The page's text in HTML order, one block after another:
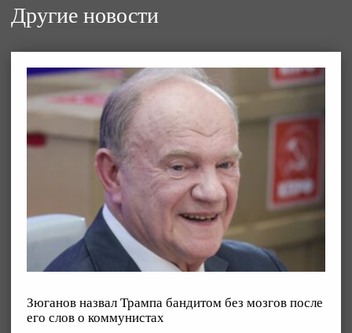
Другие новости
Зюганов назвал Трампа бандитом без мозгов после
его слов о коммунистах